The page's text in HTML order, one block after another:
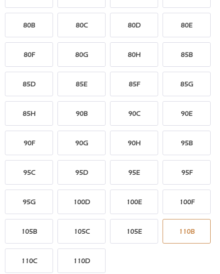
80B 80C 80D 80E
80F 80G 80H 85B
85D 85E 85F 85G
85H 90B 90C 90E
90F 90G 90H 95B
95C 95D 95E 95F
95G 100D 100E 100F
105B 105C 105E 110B
110C 110D